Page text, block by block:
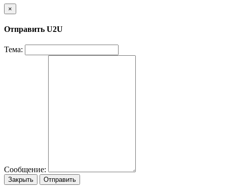
×
Отправить U2U
Тема:
Сообщение:
Закрыть Отправить